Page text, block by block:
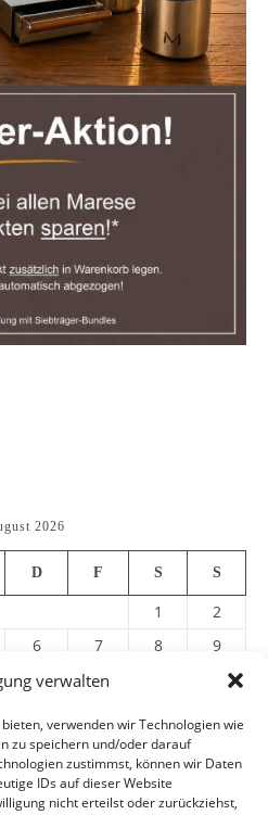
verwalten
verwenden wir Technologien wie
zu speichern und/oder darauf
zustimmst, können wir Daten
IDs auf dieser Website
nicht erteilst oder zurückziehst,
2026
D F S S
1 2
6 7 8
9
13 14
27 28 29